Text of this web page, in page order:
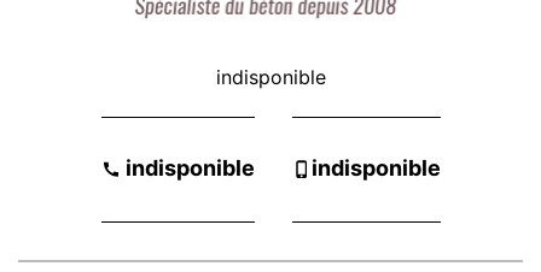
indisponible
indisponible indisponible